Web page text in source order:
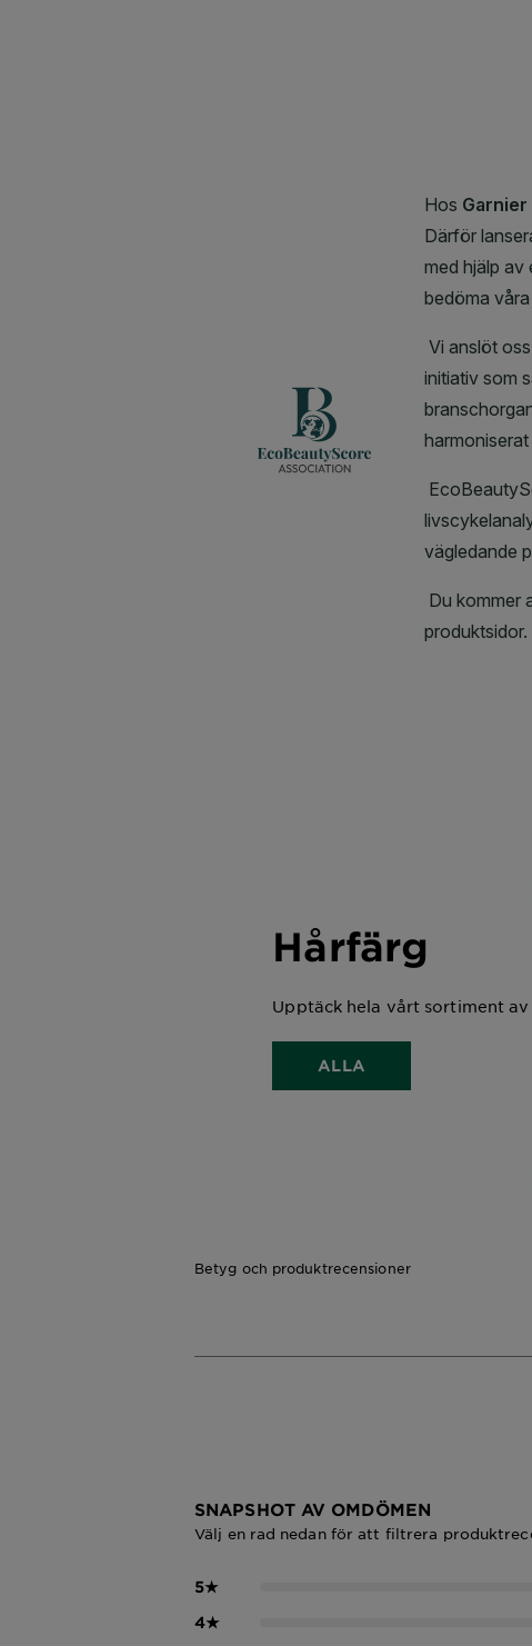
Hårfärg
Upptäck hela vårt sortiment
ALLA
Betyg och produktrecensioner
SNAPSHOT AV OMDÖMEN
Välj en rad nedan för att filtrera
5★
4★